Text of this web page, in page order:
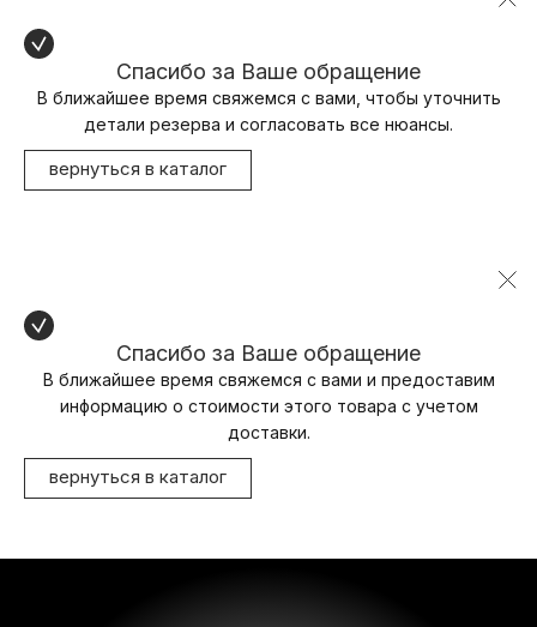
Спасибо за Ваше обращение
В ближайшее время свяжемся с вами, чтобы уточнить
детали резерва и согласовать все нюансы.
вернуться в каталог
Спасибо за Ваше обращение
В ближайшее время свяжемся с вами и предоставим
информацию о стоимости этого товара с учетом
доставки.
вернуться в каталог